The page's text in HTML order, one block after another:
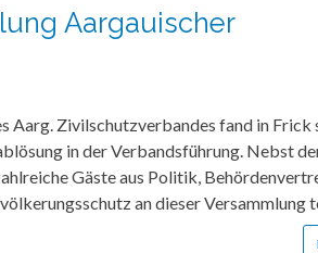
Aargauischer
Aarg. Zivilschutzverbandes fand in Frick
in der Verbandsführung. Nebst
Gäste aus Politik,
an dieser Versammlung